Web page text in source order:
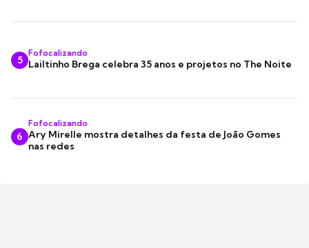
5
Fofocalizando
Lailtinho Brega celebra 35 anos e projetos no The Noite
6
Fofocalizando
Ary Mirelle mostra detalhes da festa de João Gomes
nas redes